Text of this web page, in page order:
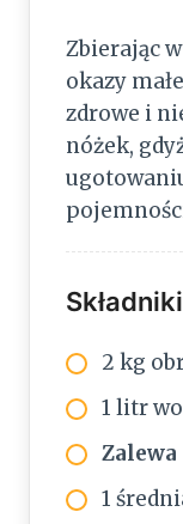
Zbierając
okazy
zdrowe i
nóżek,
Składniki
2 kg
1 litr
Zalewa
1